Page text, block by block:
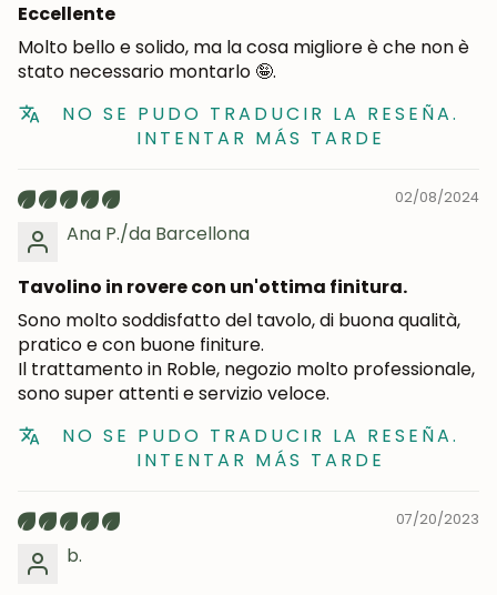
Eccellente
Molto bello e solido, ma la cosa migliore è che non è
stato necessario montarlo 🤪.
NO SE PUDO TRADUCIR LA RESEÑA.
INTENTAR MÁS TARDE
02/08/2024
Ana P./da Barcellona
Tavolino in rovere con un'ottima finitura.
Sono molto soddisfatto del tavolo, di buona qualità,
pratico e con buone finiture.
Il trattamento in Roble, negozio molto professionale,
sono super attenti e servizio veloce.
NO SE PUDO TRADUCIR LA RESEÑA.
INTENTAR MÁS TARDE
07/20/2023
b.